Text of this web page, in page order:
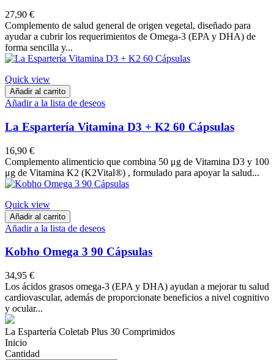
27,90 €
Complemento de salud general de origen vegetal, diseñado para
ayudar a cubrir los requerimientos de Omega-3 (EPA y DHA) de
forma sencilla y...
Quick view
Añadir al carrito
Añadir a la lista de deseos
La Espartería Vitamina D3 + K2 60 Cápsulas
16,90 €
Complemento alimenticio que combina 50 μg de Vitamina D3 y 100
μg de Vitamina K2 (K2Vital®) , formulado para apoyar la salud...
Quick view
Añadir al carrito
Añadir a la lista de deseos
Kobho Omega 3 90 Cápsulas
34,95 €
Los ácidos grasos omega-3 (EPA y DHA) ayudan a mejorar tu salud
cardiovascular, además de proporcionate beneficios a nivel cognitivo
y ocular...
La Espartería Coletab Plus 30 Comprimidos
Inicio
Cantidad